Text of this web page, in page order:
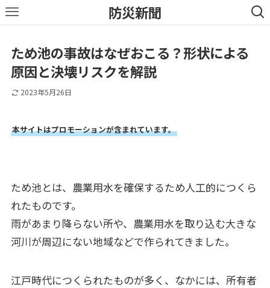
防災新聞
ため池の事故はなぜおこる？形状による
原因と決壊リスクを解説
2023年5月26日
本サイトはプロモーションが含まれています。
ため池とは、農業用水を確保するため人工的につくら
れたものです。
雨があまり降らない所や、農業用水を取り込む大きな
河川が周辺にない地域などで作られてきました。
江戸時代につくられたものが多く、なかには、所有者